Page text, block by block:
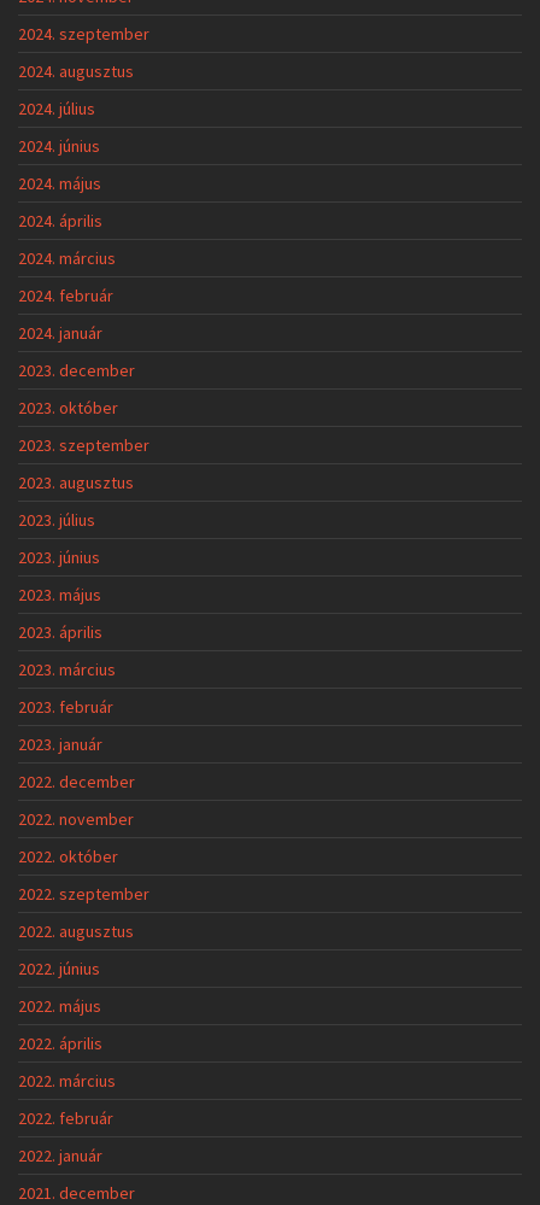
2024. szeptember
2024. augusztus
2024. július
2024. június
2024. május
2024. április
2024. március
2024. február
2024. január
2023. december
2023. október
2023. szeptember
2023. augusztus
2023. július
2023. június
2023. május
2023. április
2023. március
2023. február
2023. január
2022. december
2022. november
2022. október
2022. szeptember
2022. augusztus
2022. június
2022. május
2022. április
2022. március
2022. február
2022. január
2021. december